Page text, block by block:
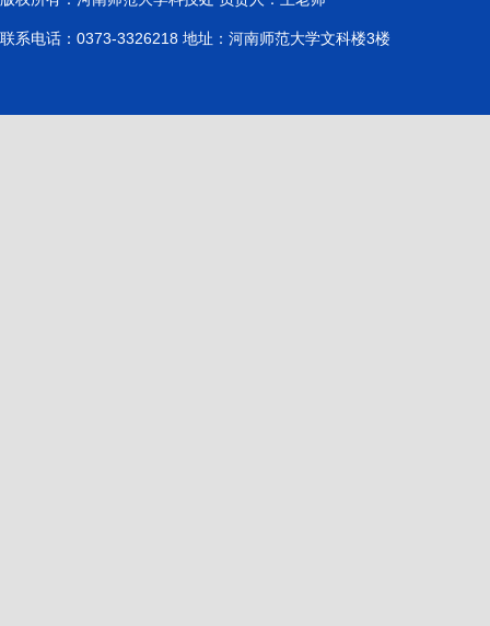
联系电话：0373-3326218 地址：河南师范大学文科楼3楼